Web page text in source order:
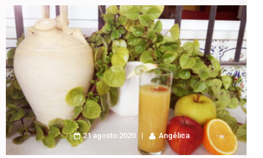
21 agosto 2020 Angélica